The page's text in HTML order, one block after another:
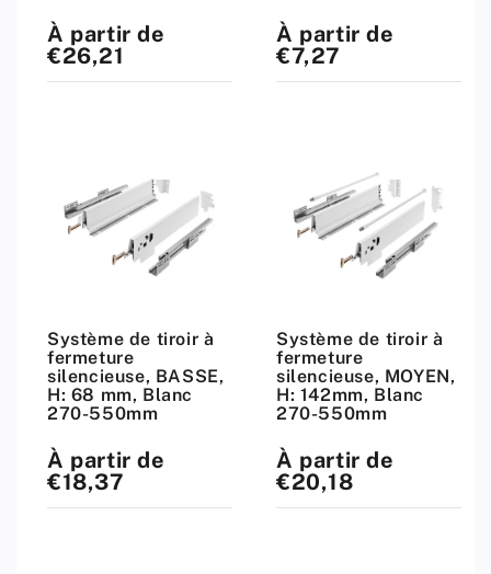
Prix
standard
À partir de
€26,21
Prix
standard
À partir de
€7,27
Système de tiroir à
fermeture
silencieuse, BASSE,
H: 68 mm, Blanc
270-550mm
Prix
standard
À partir de
€18,37
Système de tiroir à
fermeture
silencieuse, MOYEN,
H: 142mm, Blanc
270-550mm
Prix
standard
À partir de
€20,18